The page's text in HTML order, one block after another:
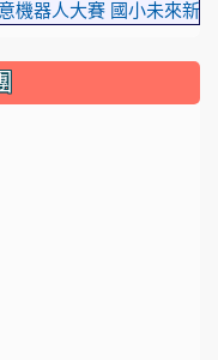
大賽 國小未來新創家第